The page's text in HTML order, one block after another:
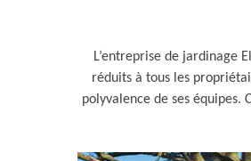
L’entreprise de jardinage
réduits à tous les
polyvalence de ses équipes.